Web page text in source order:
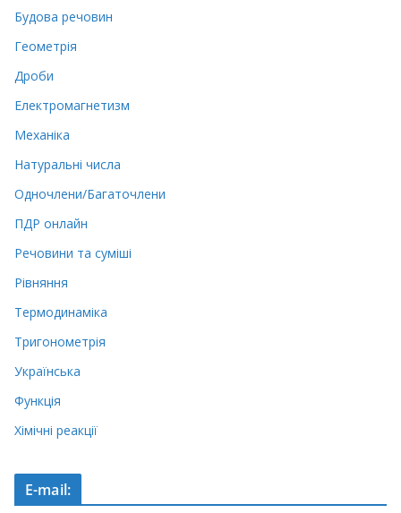
Будова речовин
Геометрія
Дроби
Електромагнетизм
Механіка
Натуральні числа
Одночлени/Багаточлени
ПДР онлайн
Речовини та суміші
Рівняння
Термодинаміка
Тригонометрія
Українська
Функція
Хімічні реакції
E-mail: